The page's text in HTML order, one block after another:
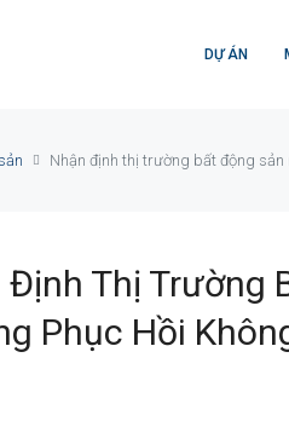
DỰ ÁN
Nhận định thị trường bất động
Định Thị Trường
Phục Hồi